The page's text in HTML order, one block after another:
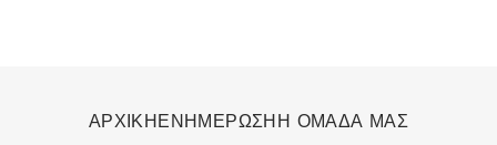
ΑΡΧΙΚΗΕΝΗΜΕΡΩΣΗΗ ΟΜΑΔΑ ΜΑΣ